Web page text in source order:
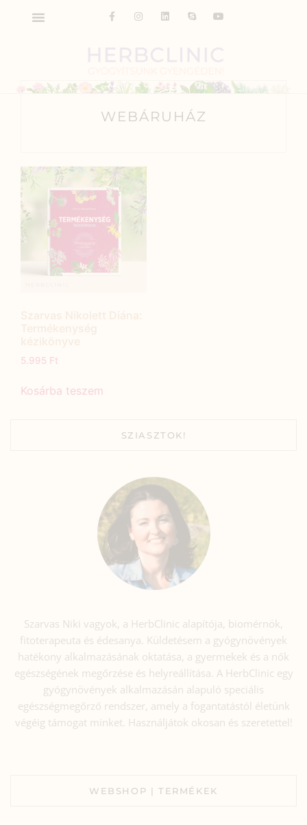
WEBÁRUHÁZ
5.995 Ft
Kosárba teszem
SZIASZTOK!
Szarvas Niki vagyok, a HerbClinic alapítója, biomérnök,
fitoterapeuta és édesanya. Küldetésem a gyógynövények
hatékony alkalmazásának oktatása, a gyermekek és a nők
egészségének megőrzése és helyreállítása. A HerbClinic egy
gyógynövények alkalmazásán alapuló speciális
egészségmegőrző rendszer, amely a fogantatástól életünk
végéig támogat minket. Használjátok okosan és szeretettel!
WEBSHOP | TERMÉKEK